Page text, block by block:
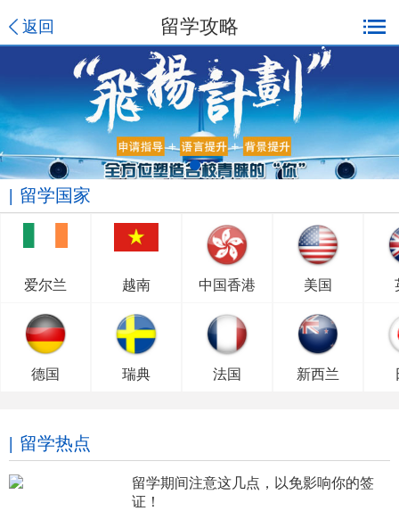
返回 留学攻略
留学国家
爱尔兰 越南 中国香港 美国
德国 瑞典 法国 新西兰
留学热点
留学期间注意这几点，以免影响你的签
证！